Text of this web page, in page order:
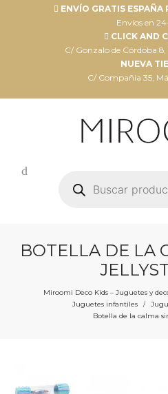
ENVÍO GRATIS
Envíos en
CLICK AND
C/ Gonzalo de Córdoba
NUEVA
C/ Compañia 35,
productos
BOTELLA DE LA
Miroomi Deco Kids – Juguetes y
Juguetes infantiles /
Botella de la calma